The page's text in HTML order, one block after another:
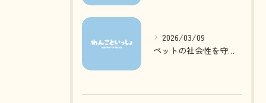
2026/03/09
ペットの社会性を守る質の高いお預かりとは